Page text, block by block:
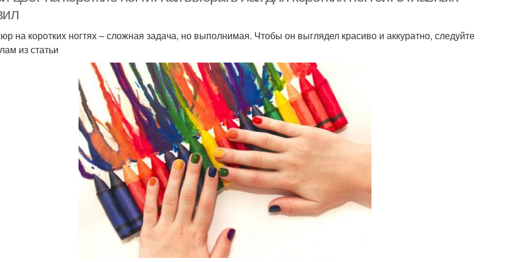
на коротких ногтях – сложная задача, но выполнимая. Чтобы он выглядел красиво и аккуратно, следуйте
из статьи